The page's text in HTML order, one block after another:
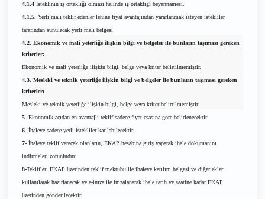
4.1.4 İsteklinin iş ortaklığı olması halinde iş ortaklığı beyannamesi.
4.1.5. Yerli malı teklif edenler lehine fiyat avantajından yararlanmak isteyen istekliler
tarafından sunulacak yerli malı belgesi
4.2. Ekonomik ve mali yeterliğe ilişkin bilgi ve belgeler ile bunların taşıması gereken
kriterler:
Ekonomik ve mali yeterliğe ilişkin bilgi, belge veya kriter belirtilmemiştir.
4.3. Mesleki ve teknik yeterliğe ilişkin bilgi ve belgeler ile bunların taşıması gereken
kriterler:
Mesleki ve teknik yeterliğe ilişkin bilgi, belge veya kriter belirtilmemiştir.
5- Ekonomik açıdan en avantajlı teklif sadece fiyat esasına göre belirlenecektir.
6- İhaleye sadece yerli istekliler katılabilecektir.
7- İhaleye teklif verecek olanların, EKAP hesabına giriş yaparak ihale dokümanını
indirmeleri zorunludur.
8-Teklifler, EKAP üzerinden teklif mektubu ile ihaleye katılım belgesi ve diğer ekler
kullanılarak hazırlanacak ve e-imza ile imzalanarak ihale tarih ve saatine kadar EKAP
üzerinden gönderilecektir.